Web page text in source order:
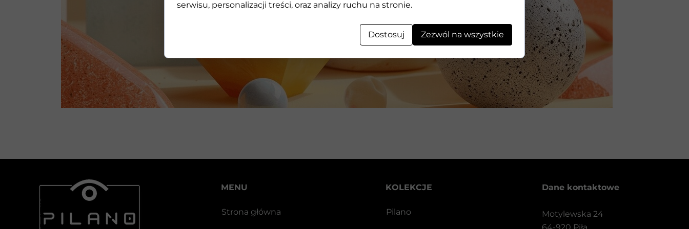
KOLEKCJE
Pilano
MENU
Strona główna
Dane kontaktowe
Motylewska 24
serwisu, personalizacji treści, oraz analizy ruchu na stronie.
Dostosuj Zezwól na wszystkie